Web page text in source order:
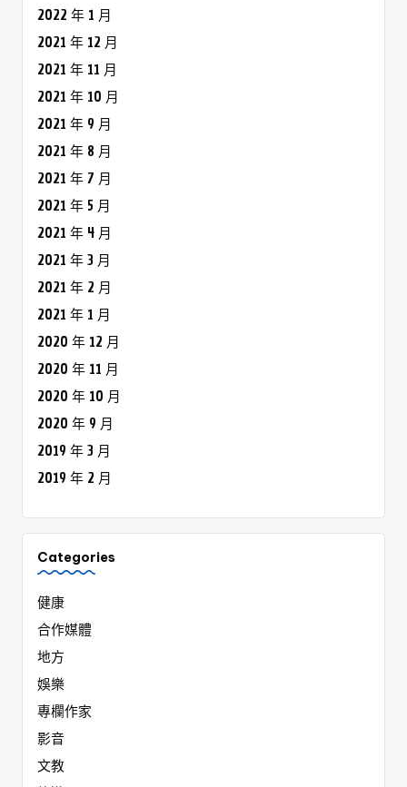
2022 年 1 月
2021 年 12 月
2021 年 11 月
2021 年 10 月
2021 年 9 月
2021 年 8 月
2021 年 7 月
2021 年 5 月
2021 年 4 月
2021 年 3 月
2021 年 2 月
2021 年 1 月
2020 年 12 月
2020 年 11 月
2020 年 10 月
2020 年 9 月
2019 年 3 月
2019 年 2 月
Categories
健康
合作媒體
地方
娛樂
專欄作家
影音
文教